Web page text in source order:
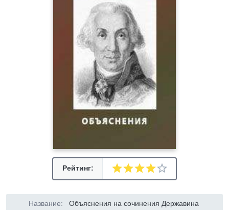
Рейтинг:
Название: Объяснения на сочинения Державина